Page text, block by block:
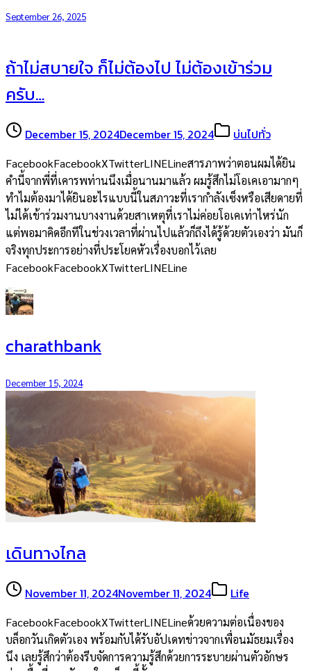
September 26, 2025
ถ้าไม่สบายใจ ก็ไม่ต้องไป ไม่ต้องเข้าร่วม
ครับ…
December 15, 2024December 15, 2024 บ่นไปทั่ว
FacebookFacebookXTwitterLINELineสารภาพว่าตอนผมได้ยิน
คำนี้จากพี่ที่เคารพท่านนึงเมื่อนานมาแล้ว ผมรู้สึกไม่โอเคเอามากๆ
ทำไมต้องมาได้ยินอะไรแบบนี้ในสภาวะที่เรากำลังเซ็งหรือเสียดายที่
ไม่ได้เข้าร่วมงานบางงานด้วยสาเหตุที่เราไม่ค่อยโอเคเท่าไหร่นัก
แต่พอมาคิดอีกทีในช่วงเวลาที่ผ่านไปแล้วก็ถึงได้รู้ด้วยตัวเองว่า มันก็
จริงทุกประการอย่างที่ประโยคหัวเรื่องบอกไว้เลย
FacebookFacebookXTwitterLINELine
charathbank
December 15, 2024
เดินทางไกล
November 11, 2024November 11, 2024 Life
FacebookFacebookXTwitterLINELineด้วยความต่อเนื่องของ
บล็อกวันเกิดตัวเอง พร้อมกับได้รับอัปเดทข่าวจากเพื่อนมัธยมเรื่อง
นึง เลยรู้สึกว่าต้องรีบจัดการความรู้สึกด้วยการระบายผ่านตัวอักษร